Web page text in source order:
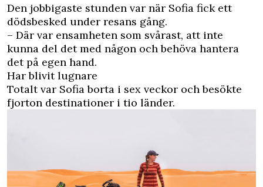
Den jobbigaste stunden var när Sofia fick ett
dödsbesked under resans gång.
– Där var ensamheten som svårast, att inte
kunna del det med någon och behöva hantera
det på egen hand.
Har blivit lugnare
Totalt var Sofia borta i sex veckor och besökte
fjorton destinationer i tio länder.